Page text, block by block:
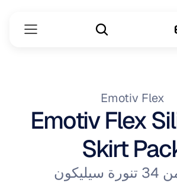
Emotiv Flex
Emotiv Flex
Skirt